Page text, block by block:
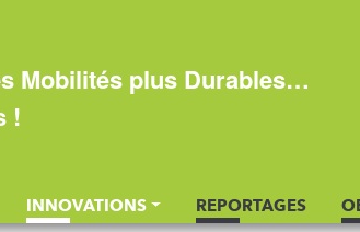
Mobilités plus Durables…
!
INNOVATIONS REPORTAGES